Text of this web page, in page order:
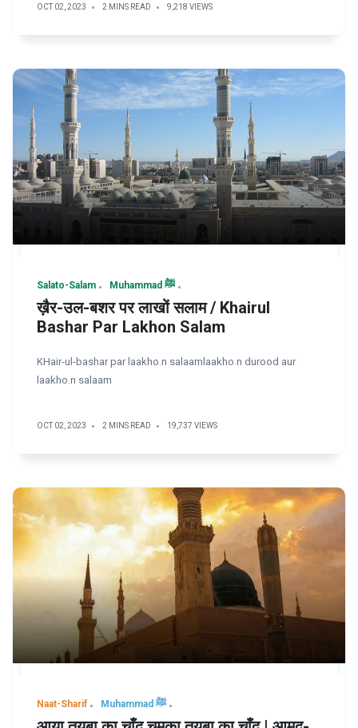
OCT 02, 2023 2 MINS READ 9,218 VIEWS
Salato-Salam Muhammad ﷺ
ख़ैर-उल-बशर पर लाखों सलाम / Khairul
Bashar Par Lakhon Salam
KHair-ul-bashar par laakho.n salaamlaakho.n durood aur
laakho.n salaam
OCT 02, 2023 2 MINS READ 19,737 VIEWS
Naat-Sharif Muhammad ﷺ